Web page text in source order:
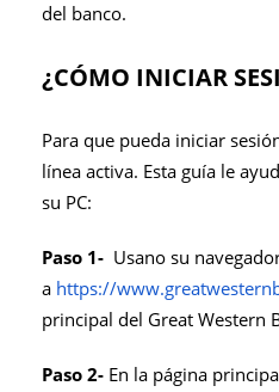
del banco.
¿CÓMO INICIAR
Para que pueda iniciar
línea activa. Esta guía le
su PC:
Paso 1- Usano su
a https://
principal del Great Western
Paso 2- En la página